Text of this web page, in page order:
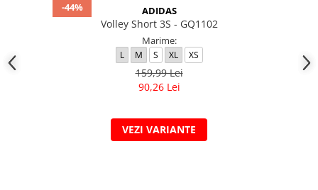
-44% ADIDAS
Volley Short 3S - GQ1102
Marime:
L M S XL XS
159,99 Lei
90,26 Lei
VEZI VARIANTE